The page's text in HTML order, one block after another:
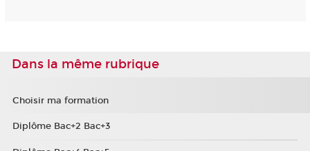
Dans la même rubrique
Choisir ma formation
Diplôme Bac+2 Bac+3